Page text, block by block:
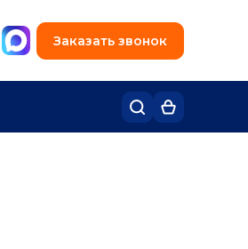
+7 (495) 780-48-49
Заказать звонок